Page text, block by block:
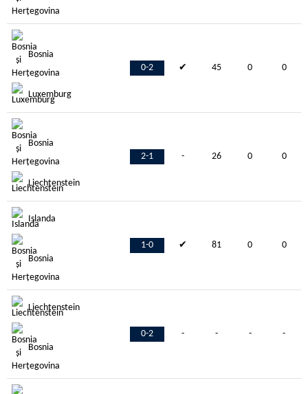
Bosnia
0-2
Luxemburg
✔ 45 0 0
Bosnia
2-1
Liechtenstein
- 26 0 0
Islanda
1-0
Bosnia
✔ 81 0 0
Liechtenstein
0-2
Bosnia
- - - -